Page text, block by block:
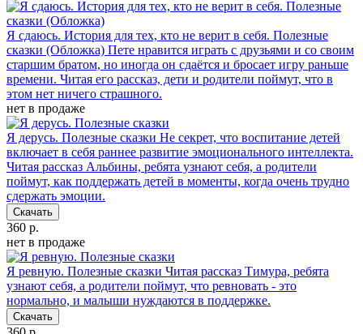
Я сдаюсь. История для тех, кто не верит в себя. Полезные
сказки (Обложка) Пете нравится играть с друзьями и со своим
старшим братом, но иногда он сдаётся и бросает игру раньше
времени. Читая его рассказ, дети и родители поймут, что в
этом нет ничего страшного.
нет в продаже
Я дерусь. Полезные сказки Не секрет, что воспитание детей
включает в себя раннее развитие эмоционального интеллекта.
Читая рассказ Альбины, ребята узнают себя, а родители
поймут, как поддержать детей в моменты, когда очень трудно
сдержать эмоции.
Скачать
360 р.
нет в продаже
Я ревную. Полезные сказки Читая рассказ Тимура, ребята
узнают себя, а родители поймут, что ревновать - это
нормально, и малыши нуждаются в поддержке.
Скачать